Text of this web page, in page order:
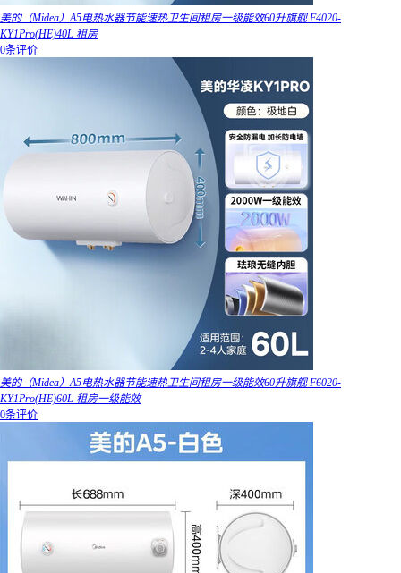
美的（Midea）A5电热水器节能速热卫生间租房一级能效60升旗舰 F4020-
KY1Pro(HE)40L 租房
0条评价
美的（Midea）A5电热水器节能速热卫生间租房一级能效60升旗舰 F6020-
KY1Pro(HE)60L 租房一级能效
0条评价